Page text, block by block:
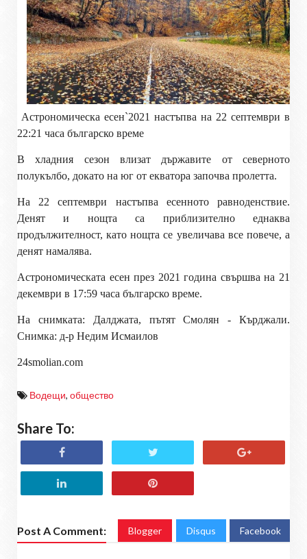
Астрономическа есен`2021 настъпва на 22 септември в
22:21 часа българско време
В хладния сезон влизат държавите от северното
полукълбо, докато на юг от екватора започва пролетта.
На 22 септември настъпва есенното равноденствие.
Денят и нощта са приблизително еднаква
продължителност, като нощта се увеличава все повече, а
денят намалява.
Астрономическата есен през 2021 година свършва на 21
декември в 17:59 часа българско време.
На снимката: Далджата, пътят Смолян - Кърджали.
Снимка: д-р Недим Исмаилов
24smolian.com
Водещи, общество
Share To:
Post A Comment: Blogger Disqus Facebook